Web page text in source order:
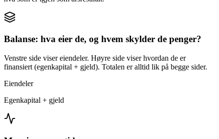
Balanse: hva eier de, og hvem skylder de penger?
Venstre side viser eiendeler. Høyre side viser hvordan de er
finansiert (egenkapital + gjeld). Totalen er alltid lik på begge sider.
Eiendeler
Egenkapital + gjeld